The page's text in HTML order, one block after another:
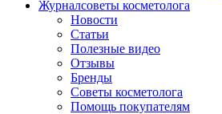
Журналсоветы косметолога
Новости
Статьи
Полезные видео
Отзывы
Бренды
Советы косметолога
Помощь покупателям